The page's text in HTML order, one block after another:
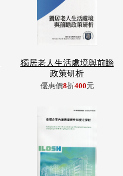
獨居老人生活處境與前瞻
政策研析
優惠價8折400元